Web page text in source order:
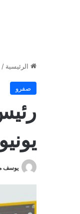
الرئيسية /
صفرو
يوسف